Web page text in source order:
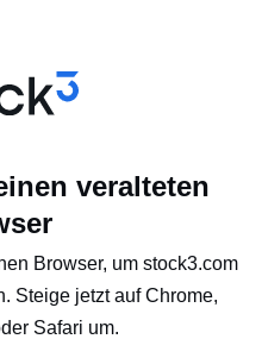
veralteten
Browser, um stock3.com
Steige jetzt auf Chrome,
Safari um.